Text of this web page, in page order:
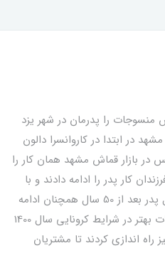
فروش منسوجات را پدرمان در شهر یزد
در ابتدا در کاروانسرا دالون
در بازار قماش مشهد همان کار را
کار پدر را ادامه دادند و با
فروش انواع روفرشی و حوله، شغل پدر بعد از 50 سال همچنان ادامه
دارد. حال فرزندان برای ارائه خدمات بهتر در شرایط کرونایی سال 1400
اندازی کردند تا مشتریان